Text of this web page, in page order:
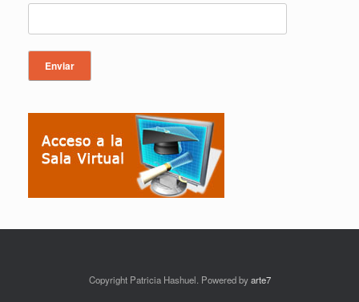
Copyright Patricia Hashuel. Powered byarte7